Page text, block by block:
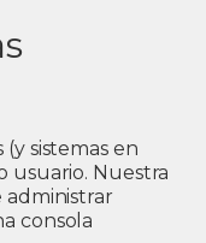
sistemas en
usuario. Nuestra
administrar
consola